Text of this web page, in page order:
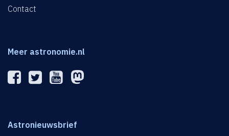
Contact
Meer astronomie.nl
Astronieuwsbrief